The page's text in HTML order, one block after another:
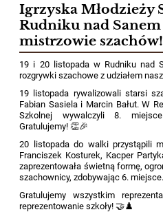
Igrzyska Młodzieży
Rudniku nad
mistrzowie
19 i 20 listopada w Rudniku nad
rozgrywki szachowe z udziałem
19 listopada rywalizowali starsi
Fabian Sasiela i Marcin Bałut. W
Szkolnej wywalczyli 8.
Gratulujemy! 👏🎉
20 listopada do walki przystąpili
Franciszek Kosturek, Kacper
zaprezentowała świetną formę,
szachownicy, zdobywając 6.
Gratulujemy wszystkim
reprezentowanie szkoły! 🤝♟️